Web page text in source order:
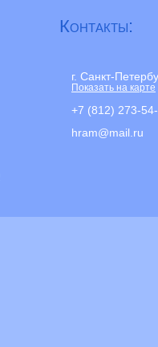
Контакты:
г. Санкт-
Показать на карте
+7 (812) 273-
hram@mail.ru